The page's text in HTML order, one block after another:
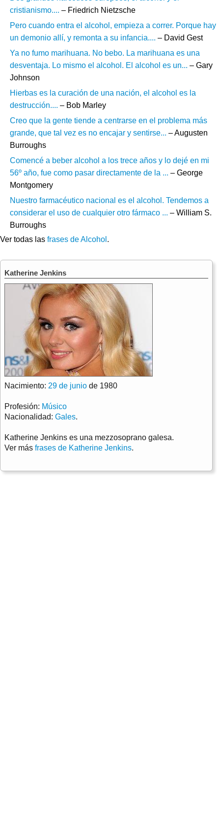
cristianismo.... – Friedrich Nietzsche
Pero cuando entra el alcohol, empieza a correr. Porque hay
un demonio allí, y remonta a su infancia.... – David Gest
Ya no fumo marihuana. No bebo. La marihuana es una
desventaja. Lo mismo el alcohol. El alcohol es un... – Gary
Johnson
Hierbas es la curación de una nación, el alcohol es la
destrucción.... – Bob Marley
Creo que la gente tiende a centrarse en el problema más
grande, que tal vez es no encajar y sentirse... – Augusten
Burroughs
Comencé a beber alcohol a los trece años y lo dejé en mi
56º año, fue como pasar directamente de la ... – George
Montgomery
Nuestro farmacéutico nacional es el alcohol. Tendemos a
considerar el uso de cualquier otro fármaco ... – William S.
Burroughs
Ver todas las frases de Alcohol .
Katherine Jenkins
Nacimiento: 29 de junio de 1980
Profesión: Músico
Nacionalidad: Gales.
Katherine Jenkins es una mezzosoprano galesa.
Ver más frases de Katherine Jenkins.